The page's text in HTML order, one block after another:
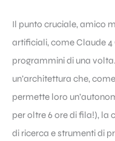
Il punto cruciale, amico
artificiali, come Claude 4
programmini di una
un’architettura che,
permette loro
per oltre 6 ore di fila!), la
di ricerca e strumenti di